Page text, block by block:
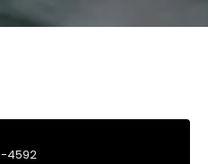
4592